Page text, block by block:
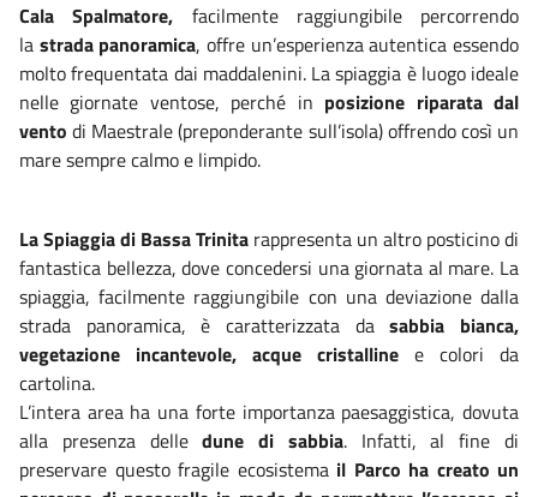
Cala Spalmatore, facilmente raggiungibile percorrendo
la strada panoramica, offre un’esperienza autentica essendo
molto frequentata dai maddalenini. La spiaggia è luogo ideale
nelle giornate ventose, perché in posizione riparata dal
vento di Maestrale (preponderante sull’isola) offrendo così un
mare sempre calmo e limpido.
La Spiaggia di Bassa Trinita rappresenta un altro posticino di
fantastica bellezza, dove concedersi una giornata al mare. La
spiaggia, facilmente raggiungibile con una deviazione dalla
strada panoramica, è caratterizzata dasabbia bianca,
vegetazione incantevole, acque cristalline e colori da
cartolina.
L’intera area ha una forte importanza paesaggistica, dovuta
alla presenza delledune di sabbia. Infatti, al fine di
preservare questo fragile ecosistema il Parco ha creato un